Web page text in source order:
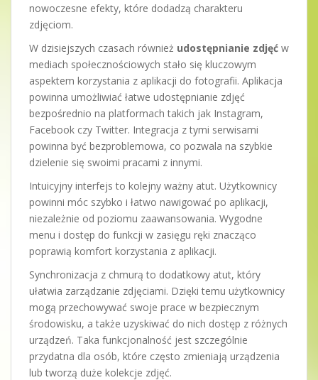
nowoczesne efekty, które dodadzą charakteru
zdjęciom.
W dzisiejszych czasach również udostępnianie zdjęć w
mediach społecznościowych stało się kluczowym
aspektem korzystania z aplikacji do fotografii. Aplikacja
powinna umożliwiać łatwe udostępnianie zdjęć
bezpośrednio na platformach takich jak Instagram,
Facebook czy Twitter. Integracja z tymi serwisami
powinna być bezproblemowa, co pozwala na szybkie
dzielenie się swoimi pracami z innymi.
Intuicyjny interfejs to kolejny ważny atut. Użytkownicy
powinni móc szybko i łatwo nawigować po aplikacji,
niezależnie od poziomu zaawansowania. Wygodne
menu i dostęp do funkcji w zasięgu ręki znacząco
poprawią komfort korzystania z aplikacji.
Synchronizacja z chmurą to dodatkowy atut, który
ułatwia zarządzanie zdjęciami. Dzięki temu użytkownicy
mogą przechowywać swoje prace w bezpiecznym
środowisku, a także uzyskiwać do nich dostęp z różnych
urządzeń. Taka funkcjonalność jest szczególnie
przydatna dla osób, które często zmieniają urządzenia
lub tworzą duże kolekcje zdjęć.